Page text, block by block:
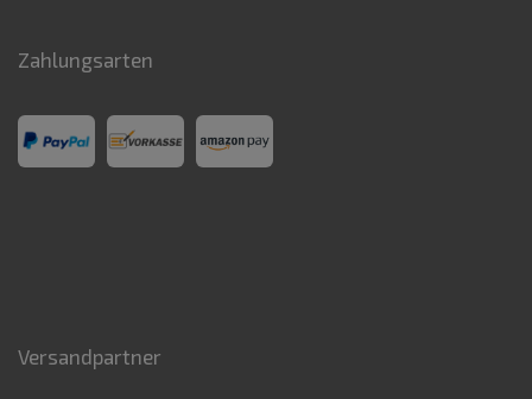
Zahlungsarten
Versandpartner